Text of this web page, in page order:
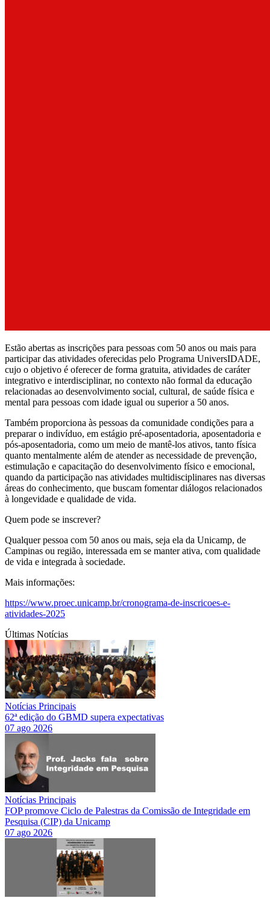
Estão abertas as inscrições para pessoas com 50 anos ou mais para
participar das atividades oferecidas pelo Programa UniversIDADE,
cujo o objetivo é oferecer de forma gratuita, atividades de caráter
integrativo e interdisciplinar, no contexto não formal da educação
relacionadas ao desenvolvimento social, cultural, de saúde física e
mental para pessoas com idade igual ou superior a 50 anos.
Também proporciona às pessoas da comunidade condições para a
preparar o indivíduo, em estágio pré-aposentadoria, aposentadoria e
pós-aposentadoria, como um meio de mantê-los ativos, tanto física
quanto mentalmente além de atender as necessidade de prevenção,
estimulação e capacitação do desenvolvimento físico e emocional,
quando da participação nas atividades multidisciplinares nas diversas
áreas do conhecimento, que buscam fomentar diálogos relacionados
à longevidade e qualidade de vida.
Quem pode se inscrever?
Qualquer pessoa com 50 anos ou mais, seja ela da Unicamp, de
Campinas ou região, interessada em se manter ativa, com qualidade
de vida e integrada à sociedade.
Mais informações:
https://www.proec.unicamp.br/cronograma-de-inscricoes-e-
atividades-2025
Últimas Notícias
Notícias Principais
62ª edição do GBMD supera expectativas
07 ago 2026
Notícias Principais
FOP promove Ciclo de Palestras da Comissão de Integridade em
Pesquisa (CIP) da Unicamp
07 ago 2026